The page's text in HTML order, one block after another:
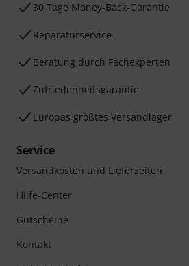
30 Tage Money-Back-Garantie
Reparaturservice
Beratung durch Fachexperten
Zufriedenheitsgarantie
Europas größtes Versandlager
Service
Versandkosten und Lieferzeiten
Hilfe-Center
Gutscheine
Kontakt